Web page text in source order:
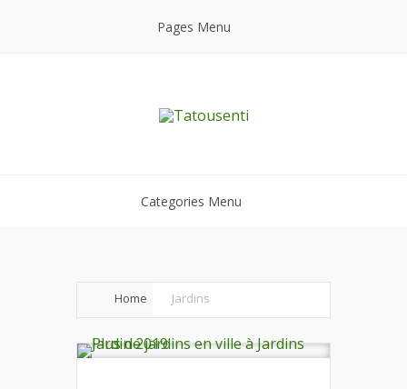
Pages Menu
Categories Menu
Home Jardins